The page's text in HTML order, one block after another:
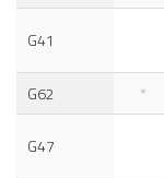
G41
G62 *
G47